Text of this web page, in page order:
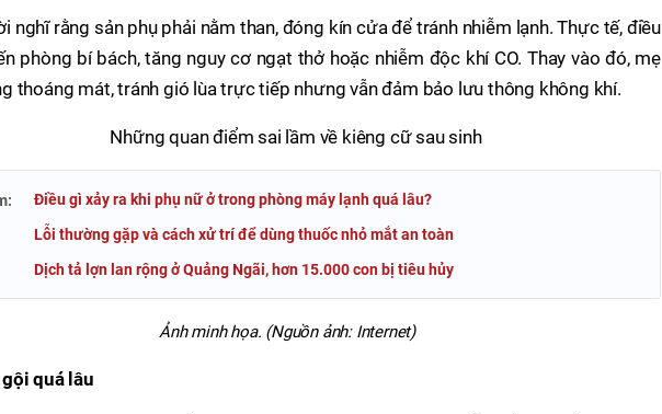
nghĩ rằng sản phụ phải nằm than, đóng kín cửa để tránh nhiễm lạnh. Thực tế, điều
phòng bí bách, tăng nguy cơ ngạt thở hoặc nhiễm độc khí CO. Thay vào đó, mẹ
thoáng mát, tránh gió lùa trực tiếp nhưng vẫn đảm bảo lưu thông không khí.
Điều gì xảy ra khi phụ nữ ở trong phòng máy lạnh quá lâu?
Lỗi thường gặp và cách xử trí để dùng thuốc nhỏ mắt an toàn
Dịch tả lợn lan rộng ở Quảng Ngãi, hơn 15.000 con bị tiêu hủy
Ảnh minh họa. (Nguồn ảnh: Internet)
quá lâu